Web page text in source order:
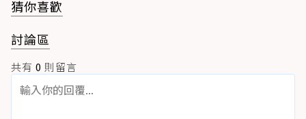
猜你喜歡
討論區
共有 0 則留言